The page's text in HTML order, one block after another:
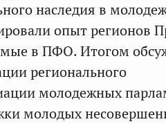
наследия в
опыт регионов
в ПФО. Итогом
регионального
молодежных
молодых